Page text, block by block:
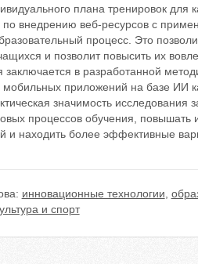
плана тренировок для
внедрению веб-ресурсов с
процесс. Это
и позволит повысить их
заключается в разработанной
приложений на базе ИИ
значимость
процессов обучения, повышать
и находить более эффективные
инновационные технологии
и спорт